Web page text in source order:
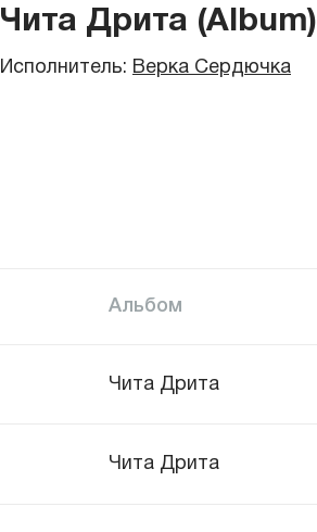
Чита Дрита (Album)
Исполнитель: Верка Сердючка
Альбом
Чита Дрита
Чита Дрита